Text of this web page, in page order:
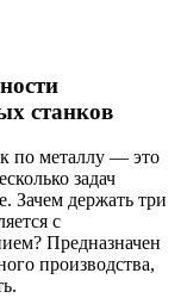
станков
по металлу — это
задач
Зачем держать три
с
Предназначен
производства,